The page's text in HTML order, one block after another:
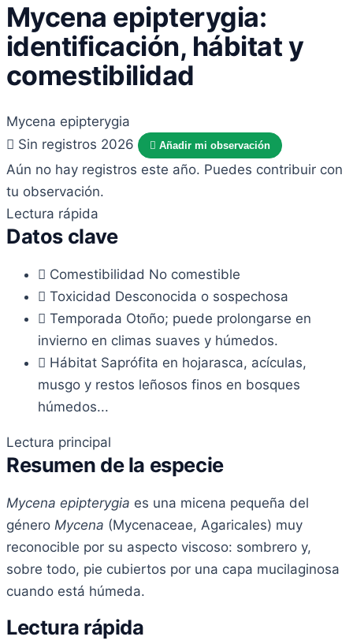
Mycena epipterygia:
identificación, hábitat y
comestibilidad
Mycena epipterygia
Sin registros 2026
Añadir mi observación
Aún no hay registros este año. Puedes contribuir con
tu observación.
Lectura rápida
Datos clave
Comestibilidad No comestible
Toxicidad Desconocida o sospechosa
Temporada Otoño; puede prolongarse en
invierno en climas suaves y húmedos.
Hábitat Saprófita en hojarasca, acículas,
musgo y restos leñosos finos en bosques
húmedos...
Lectura principal
Resumen de la especie
Mycena epipterygia es una micena pequeña del
género Mycena (Mycenaceae, Agaricales) muy
reconocible por su aspecto viscoso: sombrero y,
sobre todo, pie cubiertos por una capa mucilaginosa
cuando está húmeda.
Lectura rápida